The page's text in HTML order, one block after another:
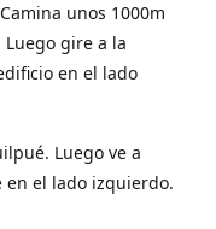
unos 1000m
Luego gire a la
en el lado
Luego ve a
en el lado izquierdo.